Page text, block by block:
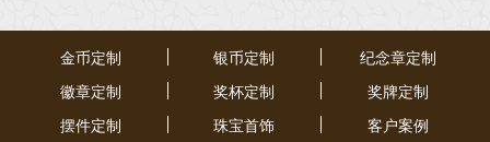
金币定制 银币定制
纪念章定制
徽章定制
奖杯定制
奖牌定制
摆件定制
珠宝首饰
客户案例